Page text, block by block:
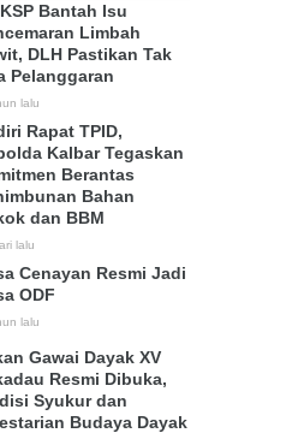
Bantah Isu
Limbah
DLH Pastikan Tak
Pelanggaran
lalu
Rapat TPID,
Kalbar Tegaskan
Berantas
Bahan
dan BBM
lalu
Cenayan Resmi Jadi
ODF
lalu
Gawai Dayak XV
Resmi Dibuka,
Syukur dan
Budaya Dayak